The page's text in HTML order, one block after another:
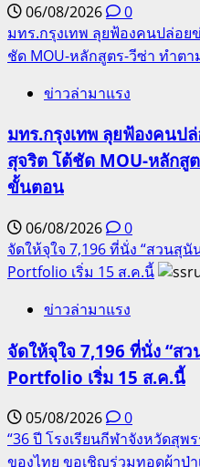
06/08/2026
0
มทร.กรุงเทพ ลุยฟ้องคนปล่อย
ชัด MOU-หลักสูตร-วีซ่า ทำต
ข่าวล่ามาแรง
มทร.กรุงเทพ ลุยฟ้องคนป
สุจริต โต้ชัด MOU-หลัก
ขั้นตอน
06/08/2026
0
จัดให้จุใจ 7,196 ที่นั่ง “สวนสุนั
Portfolio เริ่ม 15 ส.ค.นี้
ข่าวล่ามาแรง
จัดให้จุใจ 7,196 ที่นั่ง “ส
Portfolio เริ่ม 15 ส.ค.นี้
05/08/2026
0
“36 ปี โรงเรียนกีฬาจังหวัดสุพ
ของไทย ขอเชิญร่วมทอดผ้าป่